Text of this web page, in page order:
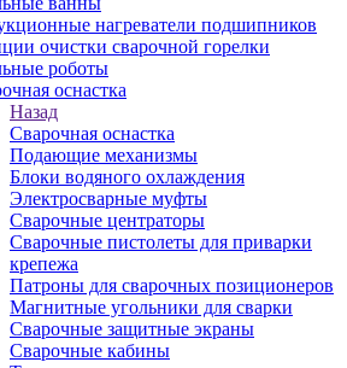
нагреватели подшипников
очистки сварочной горелки
роботы
оснастка
Назад
Сварочная оснастка
Подающие механизмы
Блоки водяного охлаждения
Электросварные муфты
Сварочные центраторы
Сварочные пистолеты для приварки
крепежа
Патроны для сварочных позиционеров
Магнитные угольники для сварки
Сварочные защитные экраны
Сварочные кабины